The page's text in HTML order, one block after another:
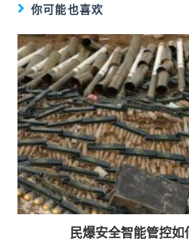
你可能也喜欢
民爆安全智能管控如